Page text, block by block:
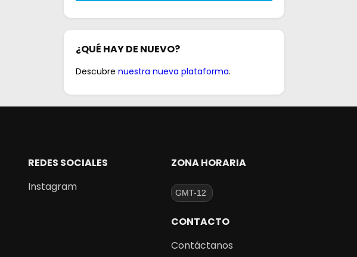
¿QUÉ HAY DE NUEVO?
Descubre nuestra nueva plataforma.
REDES SOCIALES
Instagram
ZONA HORARIA
CONTACTO
Contáctanos